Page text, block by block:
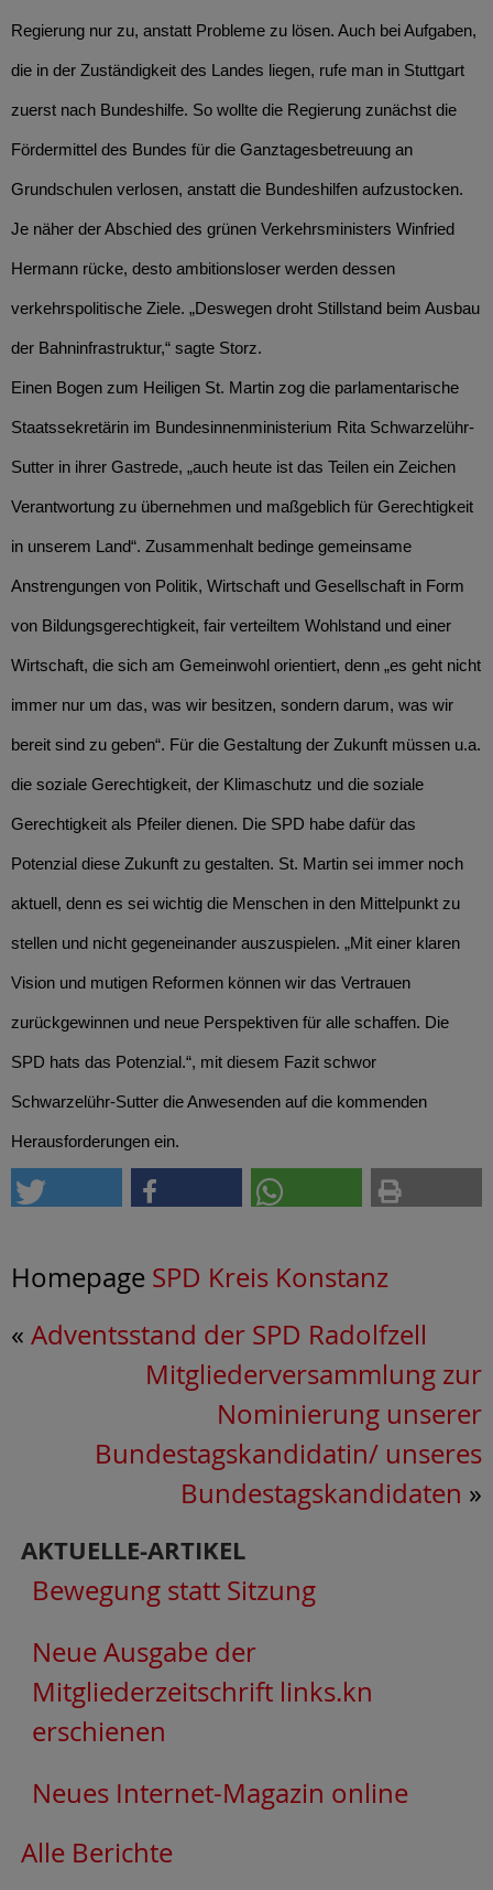
Regierung nur zu, anstatt Probleme zu lösen. Auch bei Aufgaben,
die in der Zuständigkeit des Landes liegen, rufe man in Stuttgart
zuerst nach Bundeshilfe. So wollte die Regierung zunächst die
Fördermittel des Bundes für die Ganztagesbetreuung an
Grundschulen verlosen, anstatt die Bundeshilfen aufzustocken.
Je näher der Abschied des grünen Verkehrsministers Winfried
Hermann rücke, desto ambitionsloser werden dessen
verkehrspolitische Ziele. „Deswegen droht Stillstand beim Ausbau
der Bahninfrastruktur,“ sagte Storz.
Einen Bogen zum Heiligen St. Martin zog die parlamentarische
Staatssekretärin im Bundesinnenministerium Rita Schwarzelühr-
Sutter in ihrer Gastrede, „auch heute ist das Teilen ein Zeichen
Verantwortung zu übernehmen und maßgeblich für Gerechtigkeit
in unserem Land“. Zusammenhalt bedinge gemeinsame
Anstrengungen von Politik, Wirtschaft und Gesellschaft in Form
von Bildungsgerechtigkeit, fair verteiltem Wohlstand und einer
Wirtschaft, die sich am Gemeinwohl orientiert, denn „es geht nicht
immer nur um das, was wir besitzen, sondern darum, was wir
bereit sind zu geben“. Für die Gestaltung der Zukunft müssen u.a.
die soziale Gerechtigkeit, der Klimaschutz und die soziale
Gerechtigkeit als Pfeiler dienen. Die SPD habe dafür das
Potenzial diese Zukunft zu gestalten. St. Martin sei immer noch
aktuell, denn es sei wichtig die Menschen in den Mittelpunkt zu
stellen und nicht gegeneinander auszuspielen. „Mit einer klaren
Vision und mutigen Reformen können wir das Vertrauen
zurückgewinnen und neue Perspektiven für alle schaffen. Die
SPD hats das Potenzial.“, mit diesem Fazit schwor
Schwarzelühr-Sutter die Anwesenden auf die kommenden
Herausforderungen ein.
Homepage SPD Kreis Konstanz
« Adventsstand der SPD Radolfzell
Mitgliederversammlung zur
Nominierung unserer
Bundestagskandidatin/ unseres
Bundestagskandidaten »
AKTUELLE-ARTIKEL
Bewegung statt Sitzung
Neue Ausgabe der
Mitgliederzeitschrift links.kn
erschienen
Neues Internet-Magazin online
Alle Berichte